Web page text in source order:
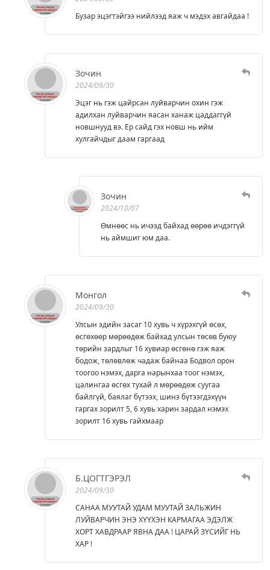
Бузар эцэгтэйгээ нийлээд яаж ч мэдэх авгайдаа !
Зочин
2024/09/30
Эцэг нь гэж цайрсан луйварчин охин гэж
адилхан луйварчин яасан ханаж цаддаггүй
новшнууд вэ. Ер сайд гэх новш нь ийм
хулгайчдыг даам гаргаад
Зочин
2024/10/07
Өмнөөс нь ичээд байхад өөрөө ичдэггүй
нь аймшиг юм даа.
Монгол
2024/09/30
Улсын эдийн засаг 10 хувь ч хүрэхгүй өсөх,
өсгөхөөр мөрөөдөж байхад улсын төсөв буюу
төрийн зардлыг 16 хувиар өсгөнө гэж яаж
бодож, төлөвлөж чадаж байнаа Бодвол орон
тоогоо нэмэх, дарга нарынхаа тоог нэмэх,
цалингаа өсгөх тухай л мөрөөдөж суугаа
байлгүй, баялаг бүтээх, шинэ бүтээгдэхүүн
гаргах зорилт 5, 6 хувь харин зардал нэмэх
зорилт 16 хувь гайхмаар
Б.ЦОГТГЭРЭЛ
2024/09/30
САНАА МУУТАЙ УДАМ МУУТАЙ ЗАЛЬЖИН
ЛУЙВАРЧИН ЭНЭ ХҮҮХЭН КАРМАГАА ЭДЭЛЖ
ХОРТ ХАВДРААР ЯВНА ДАА ! ЦАРАЙ ЗҮСИЙГ НЬ
ХАР !